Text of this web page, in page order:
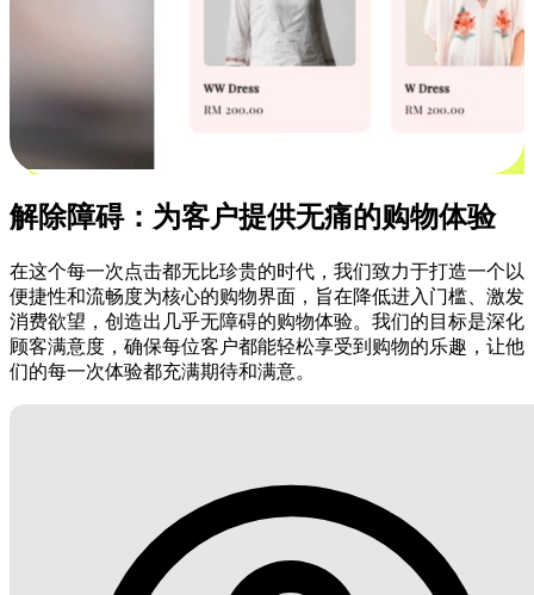
解除障碍：为客户提供无痛的购物体验
在这个每一次点击都无比珍贵的时代，我们致力于打造一个以
便捷性和流畅度为核心的购物界面，旨在降低进入门槛、激发
消费欲望，创造出几乎无障碍的购物体验。我们的目标是深化
顾客满意度，确保每位客户都能轻松享受到购物的乐趣，让他
们的每一次体验都充满期待和满意。